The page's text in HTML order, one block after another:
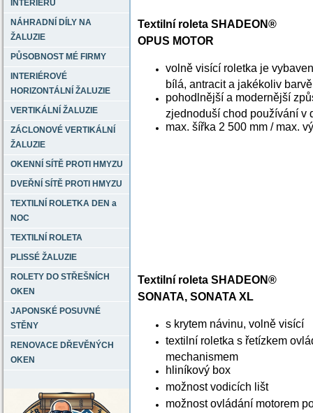
INTERIÉRU
NÁHRADNÍ DÍLY NA
ŽALUZIE
PŮSOBNOST MÉ FIRMY
INTERIÉROVÉ
HORIZONTÁLNÍ ŽALUZIE
VERTIKÁLNÍ ŽALUZIE
ZÁCLONOVÉ VERTIKÁLNÍ
ŽALUZIE
OKENNÍ SÍTĚ PROTI HMYZU
DVEŘNÍ SÍTĚ PROTI HMYZU
TEXTILNÍ ROLETKA DEN a
NOC
TEXTILNÍ ROLETA
PLISSÉ ŽALUZIE
ROLETY DO STŘEŠNÍCH
OKEN
JAPONSKÉ POSUVNÉ
STĚNY
RENOVACE DŘEVĚNÝCH
OKEN
Textilní roleta SHADEON®
OPUS MOTOR
volně visící roletka je
bílá, antracit a jakékoliv
pohodlnější a modernější
zjednoduší chod používání v
max. šířka 2 500 mm / max.
Textilní roleta SHADEON®
SONATA, SONATA XL
s krytem návinu, volně visící
textilní roletka s řetízkem
mechanismem
hliníkový box
možnost vodicích lišt
možnost ovládání motorem